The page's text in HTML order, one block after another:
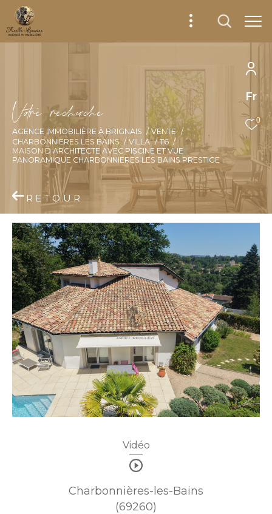
Fr
0
Vore recece
AGENCE IMMOBILIÈRE À BRIGNAIS
VENTE
CHARBONNIERES LES BAINS
VILLA
T6
MAISON D ARCHITECTE AVEC PISCINE ET VUE
PANORAMIQUE CHARBONNIERES LES BAINS PRESTIGE
RETOUR
Vidéo
Charbonnières-les-Bains
(69260)